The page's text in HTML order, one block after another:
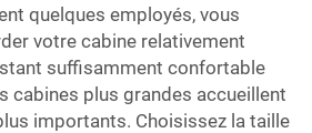
quelques employés, vous
votre cabine relativement
suffisamment confortable
cabines plus grandes accueillent
importants. Choisissez la taille